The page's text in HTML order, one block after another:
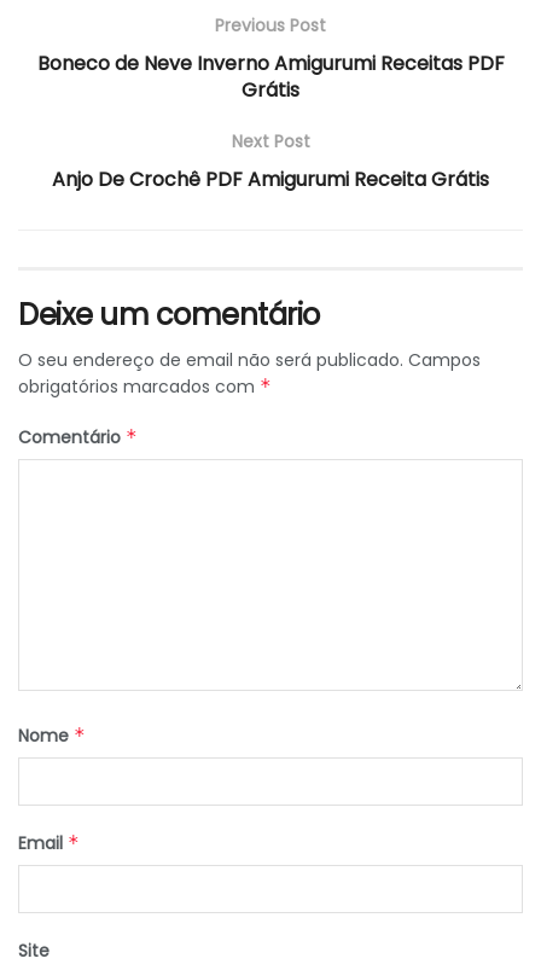
Previous Post
Boneco de Neve Inverno Amigurumi Receitas PDF
Grátis
Next Post
Anjo De Crochê PDF Amigurumi Receita Grátis
Deixe um comentário
O seu endereço de email não será publicado. Campos
obrigatórios marcados com *
Comentário *
Nome *
Email *
Site